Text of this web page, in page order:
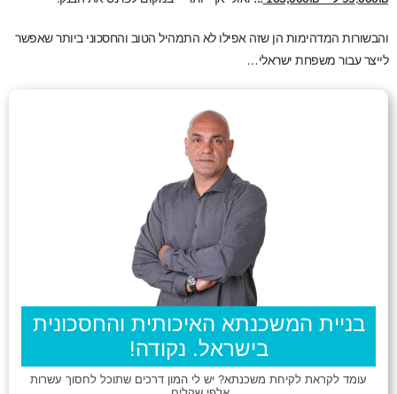
והבשורות המדהימות הן שזה אפילו לא התמהיל הטוב והחסכוני ביותר שאפשר
לייצר עבור משפחת ישראלי…
בניית המשכנתא האיכותית והחסכונית
בישראל. נקודה!
עומד לקראת לקיחת משכנתא? יש לי המון דרכים שתוכל לחסוך עשרות